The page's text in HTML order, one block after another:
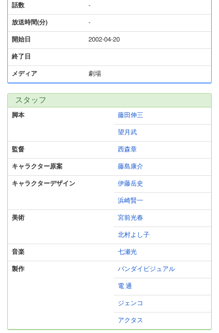
話数 -
放送時間(分) -
開始日 2002-04-20
終了日
メディア 劇場
スタッフ
脚本 藤田伸三
望月武
監督 西森章
キャラクター原案 藤島康介
キャラクターデザイン 伊藤岳史
浜崎賢一
美術 宮前光春
北村よし子
音楽 七瀬光
製作 バンダイビジュアル
電 通
ジェンコ
アクタス